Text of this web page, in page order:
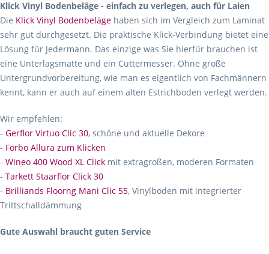
Klick Vinyl Bodenbeläge - einfach zu verlegen, auch für Laien
Die Klick Vinyl Bodenbeläge haben sich im Vergleich zum Laminat
sehr gut durchgesetzt. Die praktische Klick-Verbindung bietet eine
Lösung für Jedermann. Das einzige was Sie hierfür brauchen ist
eine Unterlagsmatte und ein Cuttermesser. Ohne große
Untergrundvorbereitung, wie man es eigentlich von Fachmännern
kennt, kann er auch auf einem alten Estrichboden verlegt werden.
Wir empfehlen:
- Gerflor Virtuo Clic 30, schöne und aktuelle Dekore
- Forbo Allura zum Klicken
- Wineo 400 Wood XL Click mit extragroßen, moderen Formaten
- Tarkett Staarflor Click 30
- Brilliands Floorng Mani Clic 55, Vinylboden mit integrierter
Trittschalldämmung
Gute Auswahl braucht guten Service